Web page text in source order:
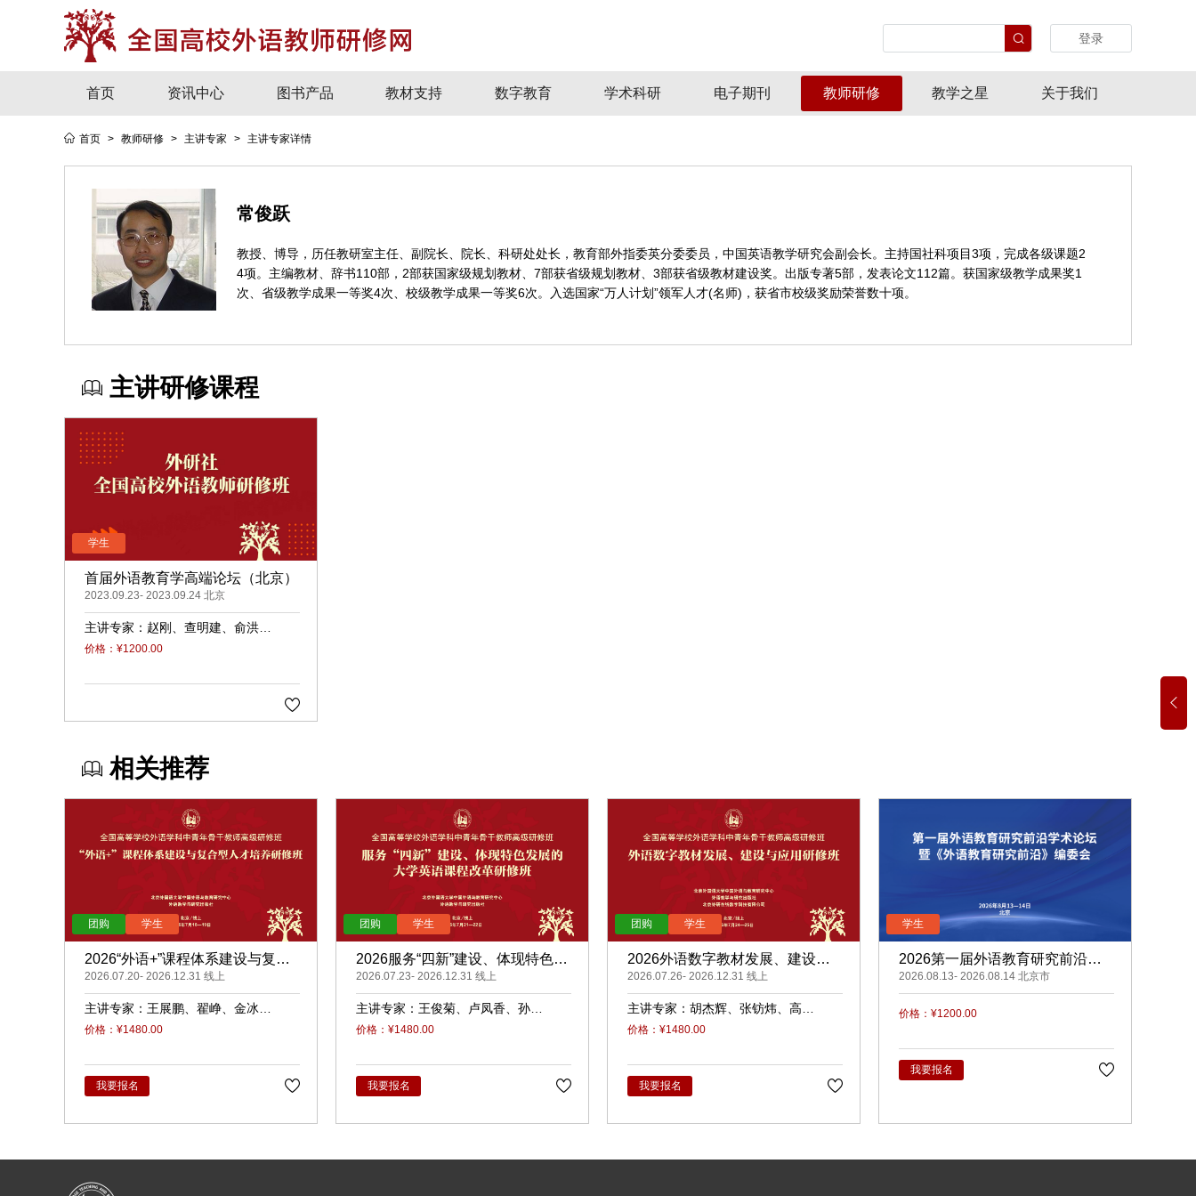
登录
首页 资讯中心 图书产品 教材支持 数字教育 学术科研 电子期刊 教师研修 教学之星 关于我们
首页 > 教师研修 > 主讲专家 > 主讲专家详情
常俊跃
教授、博导，历任教研室主任、副院长、院长、科研处处长，教育部外指委英分委委员，中国英语教学研究会副会长。主持国社科项目3项，完成各级课题2
4项。主编教材、辞书110部，2部获国家级规划教材、7部获省级规划教材、3部获省级教材建设奖。出版专著5部，发表论文112篇。获国家级教学成果奖1
次、省级教学成果一等奖4次、校级教学成果一等奖6次。入选国家“万人计划”领军人才(名师)，获省市校级奖励荣誉数十项。
主讲研修课程
首届外语教育学高端论坛（北京）
2023.09.23- 2023.09.24 北京
主讲专家： 赵刚 查明建
俞洪
亮
姜景奎 王文斌
价格：¥1200.00
相关推荐
2026“外语+”课程体系建设与复合
型人才培养（录播）
2026.07.20- 2026.12.31 线上
主讲专家： 王展鹏 翟峥
金冰
张清
杨天娲
价格：¥1480.00
我要报名
2026服务“四新”建设、体现特色发
展的大学英语课程改革（录播）
2026.07.23- 2026.12.31 线上
主讲专家： 王俊菊 卢凤香
孙
瑜
柳睿
价格：¥1480.00
我要报名
2026外语数字教材发展、建设与
应用（录播）
2026.07.26- 2026.12.31 线上
主讲专家： 胡杰辉 张钫炜
高
原
陈静 陈琛
价格：¥1480.00
我要报名
2026第一届外语教育研究前沿学
术论坛暨《外语教育研究前沿》编
委会
2026.08.13- 2026.08.14 北京市
价格：¥1200.00
我要报名